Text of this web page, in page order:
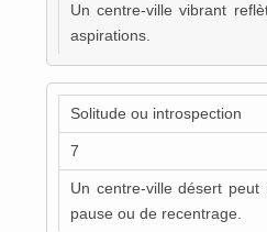
Un centre-ville vibrant
aspirations.
Solitude ou introspection
7
Un centre-ville désert
pause ou de recentrage.